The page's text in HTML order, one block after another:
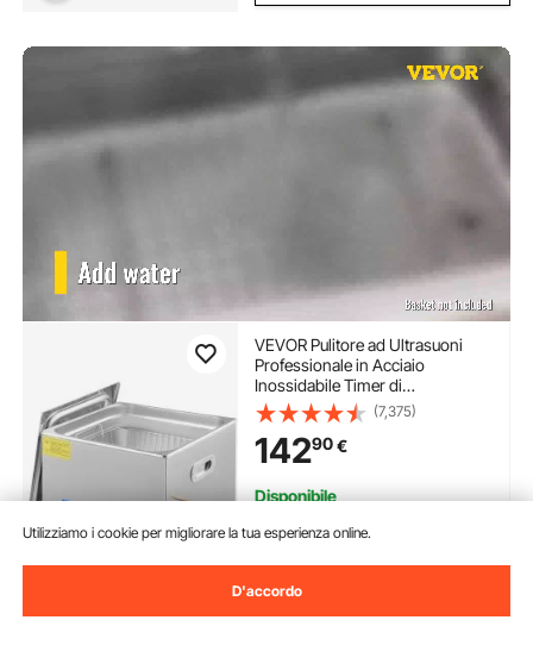
VEVOR Pulitore ad Ultrasuoni
Professionale in Acciaio
Inossidabile Timer di
Riscaldamento Digitale Pulizia di
Gioielli per Uso Domestico
Personale Commerciale 15L
(7,375)
14290€
Disponibile
Ago. 14
Utilizziamo i cookie per migliorare la tua esperienza online.
D'accordo